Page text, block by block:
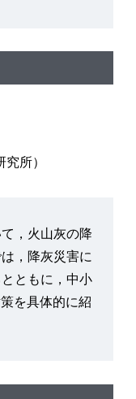
所）
，火山灰の降
，降灰災害に
ともに，中小
を具体的に紹